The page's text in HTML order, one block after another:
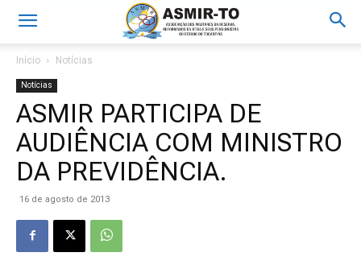
Início Notícias
Notícias
ASMIR PARTICIPA DE
AUDIÊNCIA COM MINISTRO
DA PREVIDÊNCIA.
16 de agosto de 2013